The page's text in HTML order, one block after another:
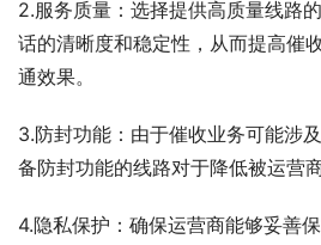
2.服务质量：选择提供高质量线路
话的清晰度和稳定性，从而提高催
通效果。
3.防封功能：由于催收业务可能涉
备防封功能的线路对于降低被运营
4.隐私保护：确保运营商能够妥善